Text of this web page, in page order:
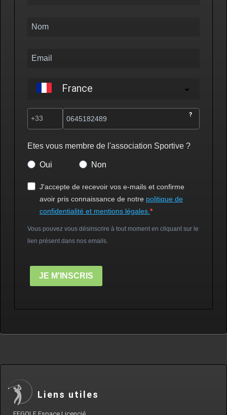
France
?
Etes vous membre de l'association Sportive ?
Oui Non
J'accepte de recevoir vos e-mails et confirme
avoir pris connaissance de notre politique de
confidentialité et mentions légales.
Vous pouvez vous désinscrire à tout moment en cliquant sur le
lien présent dans nos emails.
JE M'INSCRIS
Liens utiles